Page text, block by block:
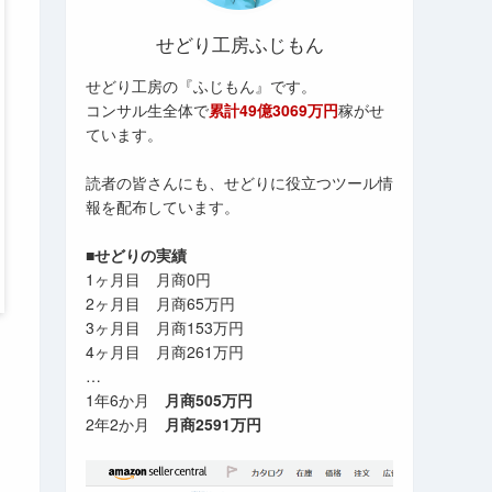
せどり工房ふじもん
せどり工房の『ふじもん』です。
コンサル生全体で累計49億3069万円稼がせ
ています。
読者の皆さんにも、せどりに役立つツール情
報を配布しています。
■せどりの実績
1ヶ月目 月商0円
2ヶ月目 月商65万円
3ヶ月目 月商153万円
4ヶ月目 月商261万円
…
1年6か月 月商505万円
2年2か月 月商2591万円